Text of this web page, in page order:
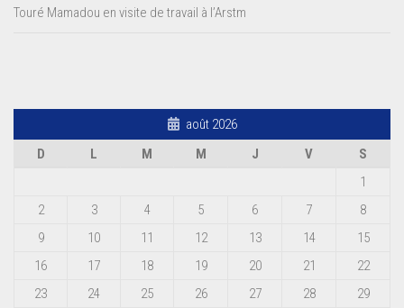
Touré Mamadou en visite de travail à l’Arstm
août 2026
D
L M M J V
S
1
2
3 4 5 6 7
8
9
10 11 12 13 14
15
16
17 18 19 20 21
22
23
24 25 26 27 28
29